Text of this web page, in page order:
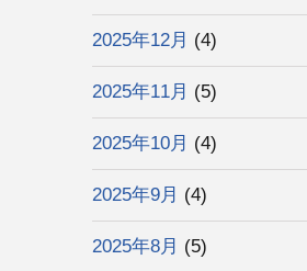
2025年12月 (4)
2025年11月 (5)
2025年10月 (4)
2025年9月 (4)
2025年8月 (5)